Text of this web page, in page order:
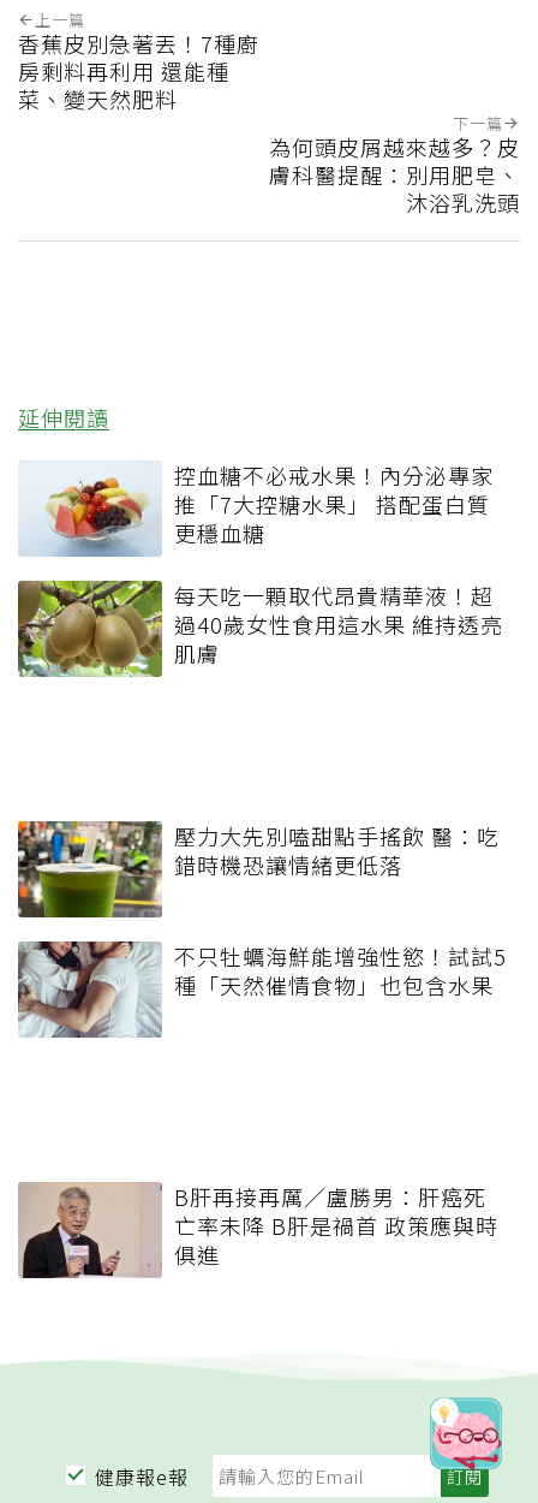
上一篇
香蕉皮別急著丟！7種廚
房剩料再利用 還能種
菜、變天然肥料
下一篇
為何頭皮屑越來越多？皮
膚科醫提醒：別用肥皂、
沐浴乳洗頭
延伸閱讀
控血糖不必戒水果！內分泌專家
推「7大控糖水果」 搭配蛋白質
更穩血糖
每天吃一顆取代昂貴精華液！超
過40歲女性食用這水果 維持透亮
肌膚
壓力大先別嗑甜點手搖飲 醫：吃
錯時機恐讓情緒更低落
不只牡蠣海鮮能增強性慾！試試5
種「天然催情食物」也包含水果
B肝再接再厲／盧勝男：肝癌死
亡率未降 B肝是禍首 政策應與時
俱進
健康報e報